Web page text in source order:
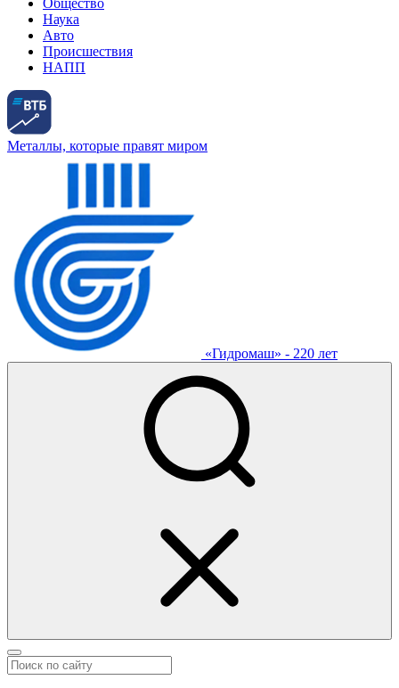
Общество
Наука
Авто
Происшествия
НАПП
Металлы, которые правят миром
«Гидромаш» - 220 лет